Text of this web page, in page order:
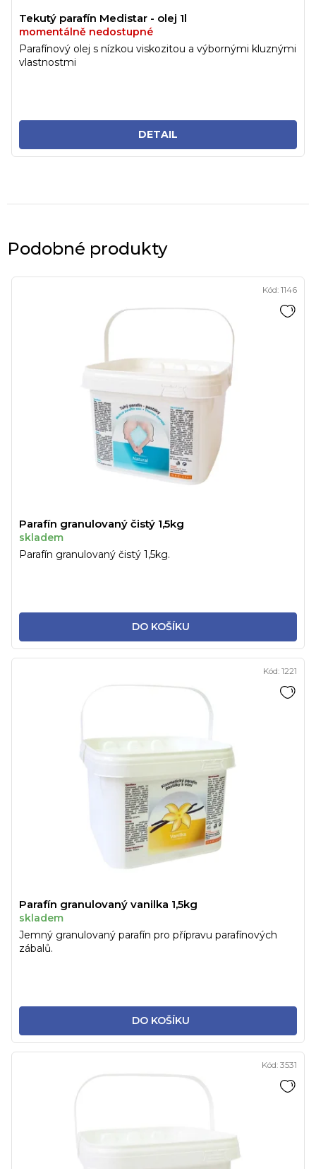
Tekutý parafín Medistar - olej 1l
momentálně nedostupné
DETAIL
Parafínový olej s nízkou viskozitou a výbornými kluznými
vlastnostmi
Podobné produkty
Parafín granulovaný čistý 1,5kg
skladem
DO KOŠÍKU
Parafín granulovaný čistý 1,5kg.
Kód: 1146
Parafín granulovaný vanilka 1,5kg
skladem
DO KOŠÍKU
Jemný granulovaný parafín pro přípravu parafínových
zábalů.
Kód: 1221
Kód: 3531